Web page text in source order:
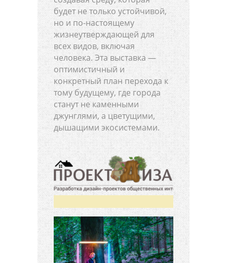
будет не только устойчивой,
но и по-настоящему
жизнеутверждающей для
всех видов, включая
человека. Эта выставка —
оптимистичный и
конкретный план перехода к
тому будущему, где города
станут не каменными
джунглями, а цветущими,
дышащими экосистемами.